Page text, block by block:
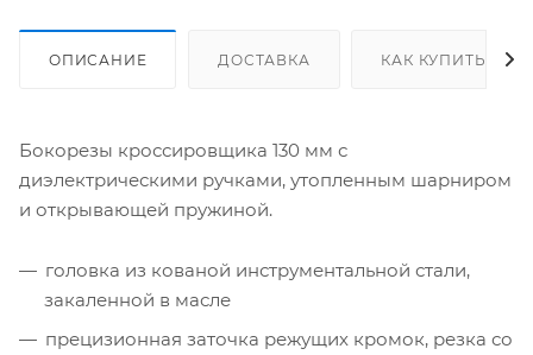
ОПИСАНИЕ ДОСТАВКА КАК КУПИТЬ
Бокорезы кроссировщика 130 мм с
диэлектрическими ручками, утопленным шарниром
и открывающей пружиной.
головка из кованой инструментальной стали,
закаленной в масле
прецизионная заточка режущих кромок, резка со